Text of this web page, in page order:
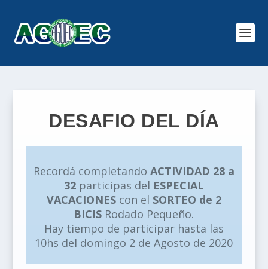
DESAFIO DEL DÍA
Recordá completando ACTIVIDAD 28 a
32participas del ESPECIAL
VACACIONEScon el SORTEO de 2
BICIS Rodado Pequeño.
Hay tiempo de participar hasta las
10hs del domingo 2 de Agosto de 2020